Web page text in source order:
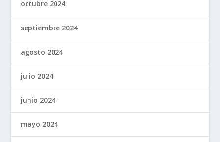
octubre 2024
septiembre 2024
agosto 2024
julio 2024
junio 2024
mayo 2024